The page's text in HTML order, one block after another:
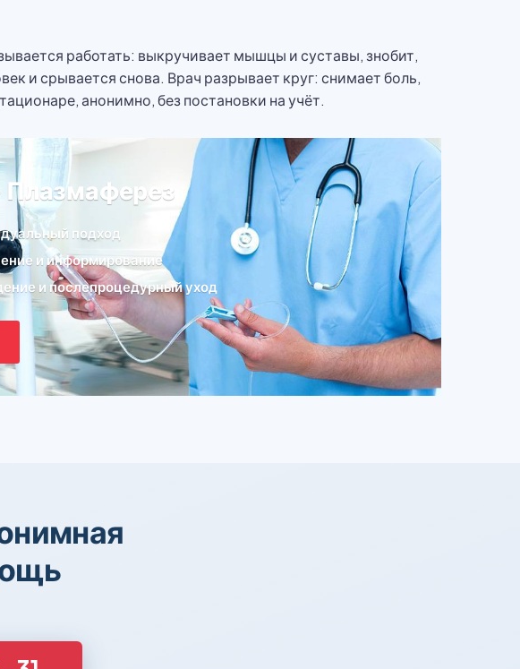
работать: выкручивает мышцы и суставы, знобит,
и срывается снова. Врач разрывает круг: снимает боль,
анонимно, без постановки на учёт.
Плазмаферез
подход
и информирование
и послепроцедурный уход